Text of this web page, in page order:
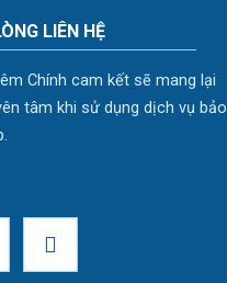
LIÊN HỆ
Chính cam kết sẽ mang lại
tâm khi sử dụng dịch vụ bảo